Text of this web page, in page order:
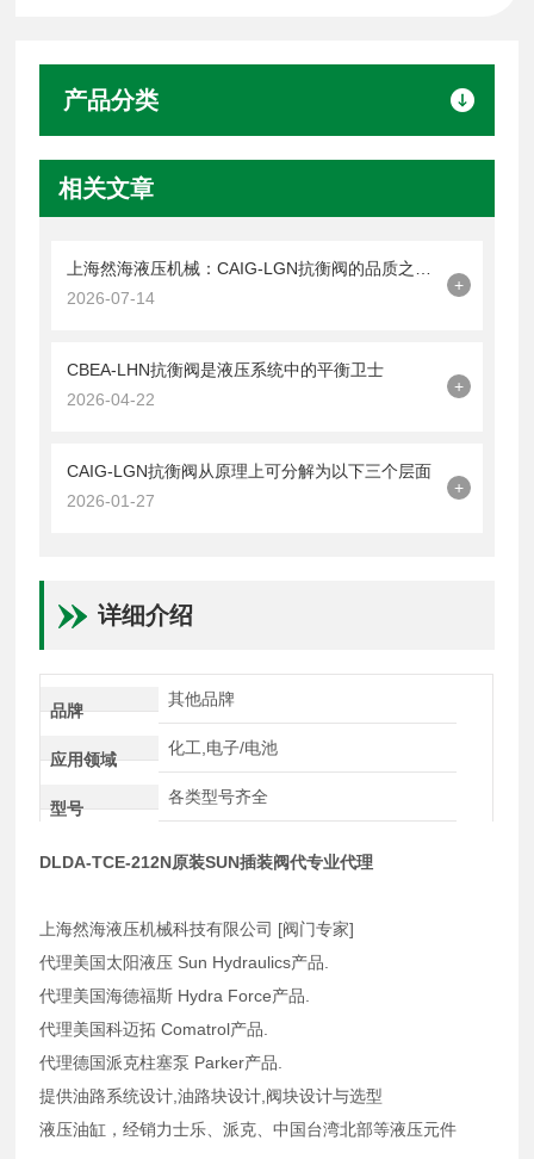
产品分类
相关文章
2026-07-14
+
CBEA-LHN抗衡阀是液压系统中的平衡卫士
2026-04-22
+
CAIG-LGN抗衡阀从原理上可分解为以下三个层面
2026-01-27
+
详细介绍
品牌
其他品牌
应用领域
化工,电子/电池
型号
各类型号齐全
DLDA-TCE-212N原装SUN插装阀代专业代理
上海然海液压机械科技有限公司 [阀门专家]
代理美国太阳液压 Sun Hydraulics产品.
代理美国海德福斯 Hydra Force产品.
代理美国科迈拓 Comatrol产品.
代理德国派克柱塞泵 Parker产品.
提供油路系统设计,油路块设计,阀块设计与选型
液压油缸，经销力士乐、派克、中国台湾北部等液压元件